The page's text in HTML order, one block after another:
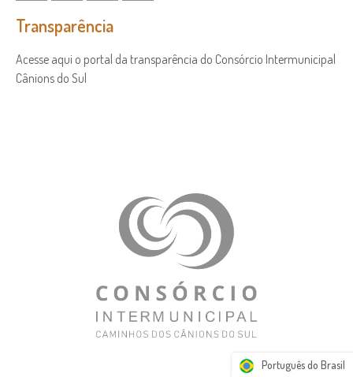
Transparência
Acesse aqui o portal da transparência do Consórcio Intermunicipal
Cânions do Sul
Português do Brasil